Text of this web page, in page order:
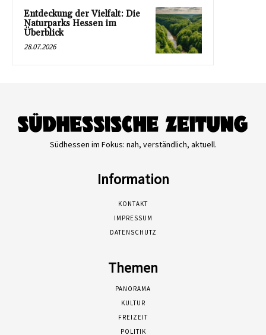
Entdeckung der Vielfalt: Die
Naturparks Hessen im
Überblick
28.07.2026
Südhessen im Fokus: nah, verständlich, aktuell.
Information
KONTAKT
IMPRESSUM
DATENSCHUTZ
Themen
PANORAMA
KULTUR
FREIZEIT
POLITIK